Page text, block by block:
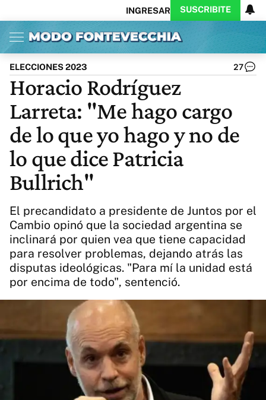
INGRESAR SUSCRIBITE
Inicio Ahora
Opinión
Política
Ciencia
Cultura
Arte
Educación
Internacional
Clima
CARAS
Exitoina
Turismo
Videos
Córdoba
Reperfilar
Business
Noticias
Caras
Exitoina
Gaming
Diario del Juicio
Actualidad
ELECCIONES 2023 27
Horacio Rodríguez
Larreta: "Me hago cargo
de lo que yo hago y no de
lo que dice Patricia
Bullrich"
El precandidato a presidente de Juntos por el
Cambio opinó que la sociedad argentina se
inclinará por quien vea que tiene capacidad
para resolver problemas, dejando atrás las
disputas ideológicas. "Para mí la unidad está
por encima de todo", sentenció.